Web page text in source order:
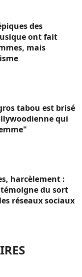
des
ont fait
mais
tabou est brisé
qui
harcèlement :
du sort
réseaux sociaux